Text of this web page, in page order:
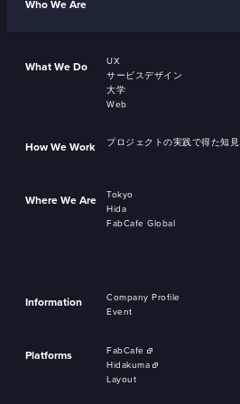
Who We Are
What We Do UX
サービスデザイン
大学
Web
How We Work プロジェクトの実践で得た知見
Where We Are Tokyo
Hida
FabCafe Global
Information Company Profile
Event
Platforms FabCafe
Hidakuma
Layout